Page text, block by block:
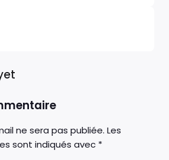
ne sera pas publiée. Les
sont indiqués avec *